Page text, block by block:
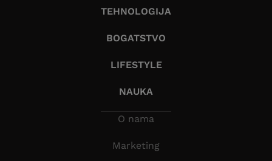
TEHNOLOGIJA
BOGATSTVO
LIFESTYLE
NAUKA
O nama
Marketing